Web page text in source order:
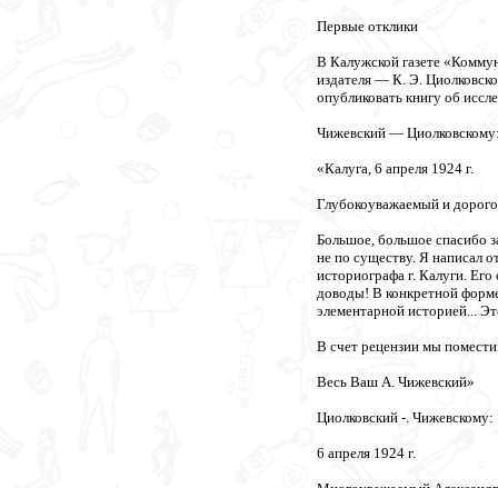
Первые отклики
В Калужской газете
издателя — К. Э.
опубликовать книгу об
Чижевский —
«Калуга, 6 апреля 1924 г.
Глубокоуважаемый и
Большое, большое спасибо
не по существу. Я написал
историографа г. Калуги.
доводы! В конкретной
элементарной историей...
В счет рецензии мы
Весь Ваш А. Чижевский»
Циолковский -. Чижевскому:
6 апреля 1924 г.